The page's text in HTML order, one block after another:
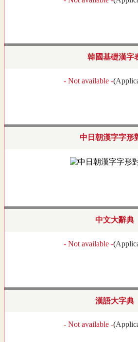
韓國基礎漢字
- Not available -(
中日朝漢字字形
中文大辭典
- Not available -(
漢語大字典
- Not available -(